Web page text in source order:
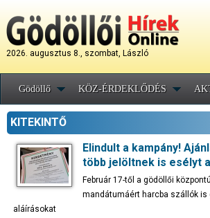
2026. augusztus 8., szombat, László
Gödöllő KÖZ-ÉRDEKLŐDÉS
KITEKINTŐ
Elindult a kampány!
több jelöltnek is esélyt
Február 17-től a gödöllői
mandátumáért harcba szállók is
aláírásokat